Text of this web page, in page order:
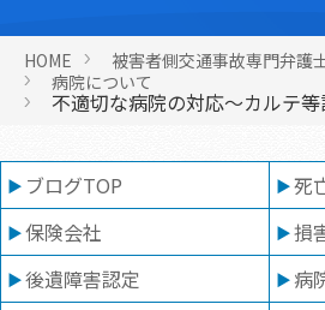
HOME
被害者側交通事故専門弁護
病院について
不適切な病院の対応～カルテ
ブログTOP
死
保険会社
損
後遺障害認定
病